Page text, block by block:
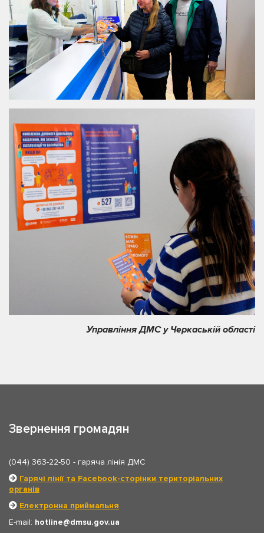
Управління ДМС у Черкаській області
Звернення громадян
(044) 363-22-50 - гаряча лінія ДМС
Гарячі лінії та Facebook-сторінки територіальних
органів
Електронна приймальня
E-mail: hotline
dmsu.gov.ua